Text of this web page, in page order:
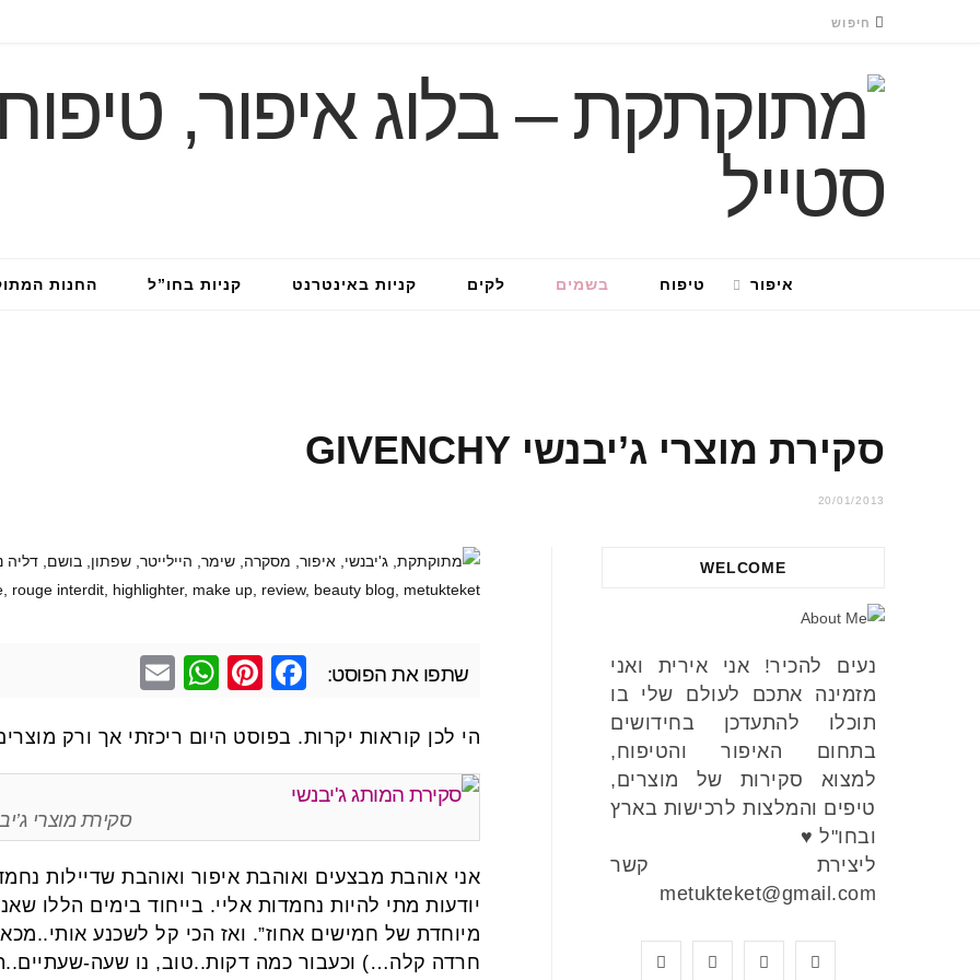
איפור טיפוח בשמים לקים קניות באינטרנט קניות בחו”ל החנות
סקירת מוצרי ג’יבנשי GIVENCHY
20/01/2013
שתפו את הפוסט:
F
c
e
o
o
k
Pi
er
e
W
at
s
p
p
ail
הי לכן קוראות יקרות. בפוסט היום ריכזתי אך ורק
סקירת מוצרי
אני אוהבת מבצעים ואוהבת איפור ואוהבת שדיילות
יודעות מתי להיות נחמדות אליי. בייחוד בימים הללו
מיוחדת של חמישים אחוז”. ואז הכי קל לשכנע
חרדה קלה…) וכעבור כמה דקות..טוב, נו שעה-
WELCOME
נעים להכיר! אני אירית ואני
מזמינה אתכם לעולם שלי בו
תוכלו להתעדכן בחידושים
בתחום האיפור והטיפוח,
למצוא סקירות של מוצרים,
טיפים והמלצות לרכישות בארץ
ובחו"ל ♥
ליצירת קשר
metukteket@gmail.com